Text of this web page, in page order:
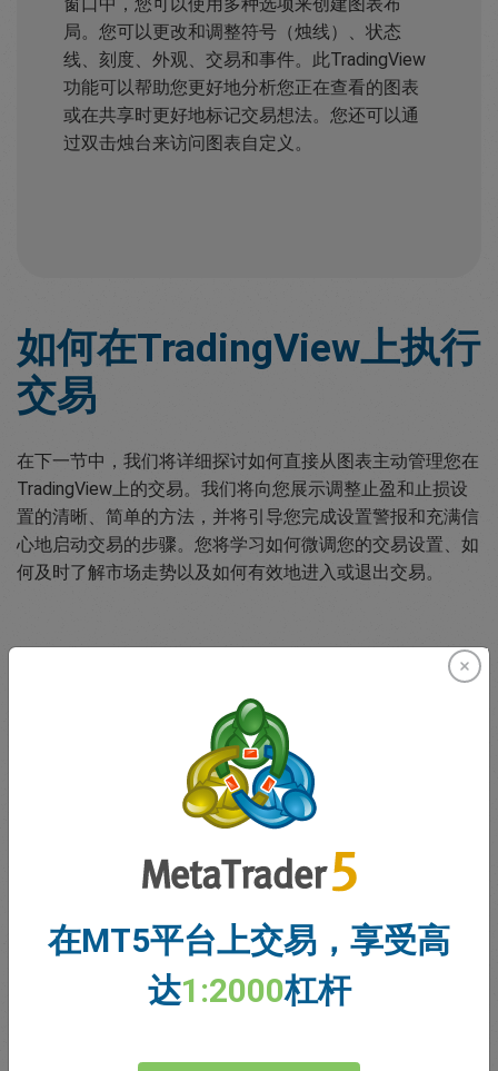
局。您可以更改和调整符号（烛线）、状态
线、刻度、外观、交易和事件。此TradingView
功能可以帮助您更好地分析您正在查看的图表
或在共享时更好地标记交易想法。您还可以通
过双击烛台来访问图表自定义。
如何在TradingView上执行
交易
在下一节中，我们将详细探讨如何直接从图表主动管理您在
TradingView上的交易。我们将向您展示调整止盈和止损设
置的清晰、简单的方法，并将引导您完成设置警报和充满信
心地启动交易的步骤。您将学习如何微调您的交易设置、如
何及时了解市场走势以及如何有效地进入或退出交易。
TradingView上轻松、精确地在不同时间范围内（从每小时
到每月）有效执行交易非常简单。您可以直接从图表中快速
设置止盈和止损水平，以符合您的交易策略。如果您有活跃
即可执行。这一TradingView功能确保交易者可以轻松地实
如何调整止盈位和止损位
在MT5平台上交易，享受高
达1:2000杠杆